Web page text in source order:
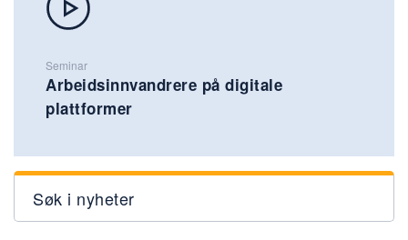
Seminar
Arbeidsinnvandrere på digitale
plattformer
Søk i nyheter